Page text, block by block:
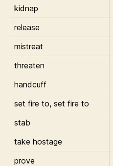
kidnap
release
mistreat
threaten
handcuff
set fire to, set fire to
stab
take hostage
prove